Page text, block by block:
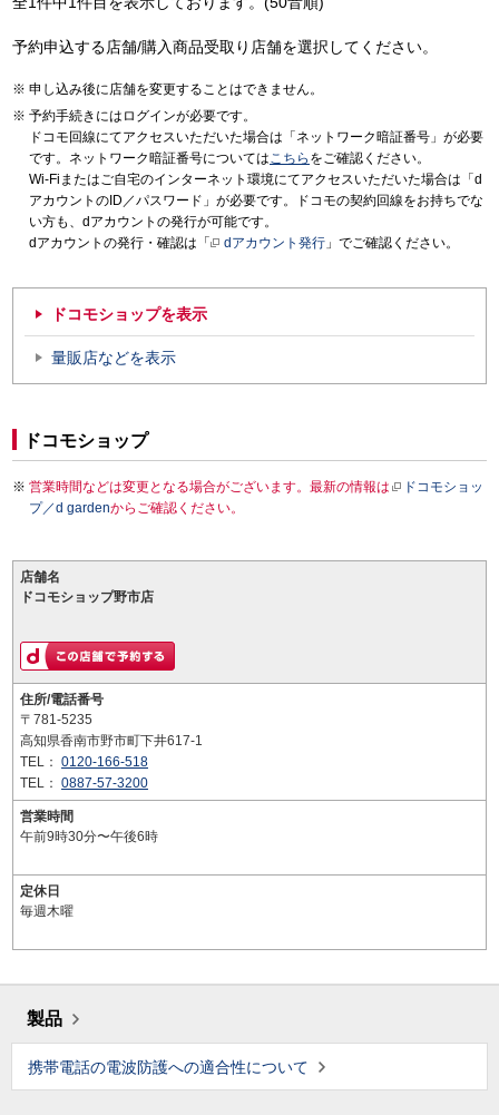
予約申込する店舗/購入商品受取り店舗を選択してください。
申し込み後に店舗を変更することはできません。
予約手続きにはログインが必要です。
ドコモ回線にてアクセスいただいた場合は「ネットワーク暗証番号」が必要
です。ネットワーク暗証番号についてはこちら をご確認ください。
Wi-Fiまたはご自宅のインターネット環境にてアクセスいただいた場合は「d
アカウントのID／パスワード」が必要です。ドコモの契約回線をお持ちでな
い方も、dアカウントの発行が可能です。
dアカウントの発行・確認は「
dアカウント発行 」でご確認ください。
ドコモショップを表示
量販店などを表示
ドコモショップ
営業時間などは変更となる場合がございます。最新の情報は
ドコモショッ
プ／d gardenからご確認ください。
店舗名
ドコモショップ野市店
住所/電話番号
〒781-5235
高知県香南市野市町下井617-1
TEL： 0120-166-518
TEL： 0887-57-3200
営業時間
午前9時30分〜午後6時
定休日
毎週木曜
製品
携帯電話の電波防護への適合性について